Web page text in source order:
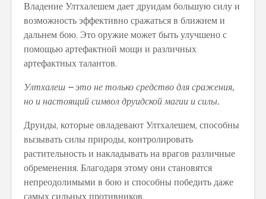
Владение Ултхалешем дает друидам большую силу и
возможность эффективно сражаться в ближнем и
дальнем бою. Это оружие может быть улучшено с
помощью артефактной мощи и различных
артефактных талантов.
Ултхалеш – это не только средство для сражения,
но и настоящий символ друидской магии и силы.
Друиды, которые овладевают Ултхалешем, способны
вызывать силы природы, контролировать
растительность и накладывать на врагов различные
обременения. Благодаря этому они становятся
непреодолимыми в бою и способны победить даже
самых сильных противников.